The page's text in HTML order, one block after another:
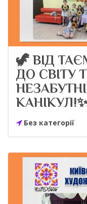
🦖 ВІД
ДО СВІТУ
КАНІКУЛ!✨
Без категорії